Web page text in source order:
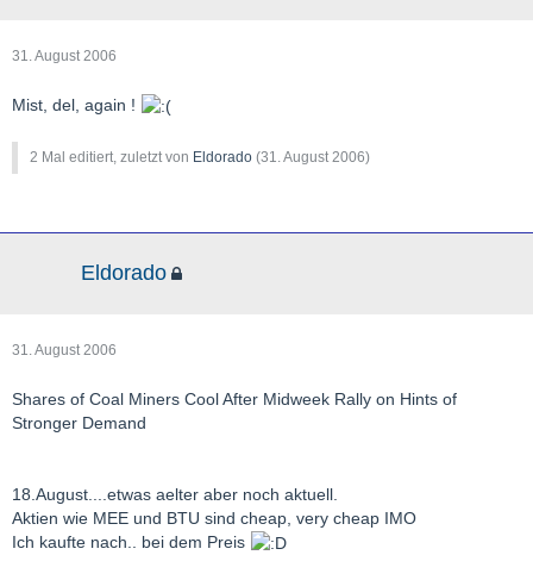
31. August 2006
Mist, del, again !
2 Mal editiert, zuletzt von Eldorado (31. August 2006)
Eldorado
31. August 2006
Shares of Coal Miners Cool After Midweek Rally on Hints of
Stronger Demand
18.August....etwas aelter aber noch aktuell.
Aktien wie MEE und BTU sind cheap, very cheap IMO
Ich kaufte nach.. bei dem Preis